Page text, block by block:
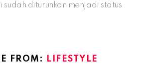
sudah diturunkan menjadi status
FROM: LIFESTYLE